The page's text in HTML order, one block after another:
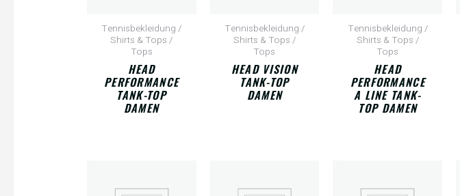
Tennisbekleidung /
Shirts & Tops /
Tops
HEAD
PERFORMANCE
TANK-TOP
DAMEN
Tennisbekleidung /
Shirts & Tops /
Tops
HEAD VISION
TANK-TOP
DAMEN
Tennisbekleidung /
Shirts & Tops /
Tops
HEAD
PERFORMANCE
A LINE TANK-
TOP DAMEN